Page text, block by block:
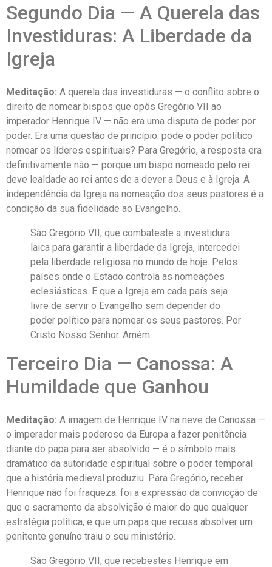
Segundo Dia — A Querela das
Investiduras: A Liberdade da
Igreja
Meditação: A querela das investiduras — o conflito sobre o
direito de nomear bispos que opôs Gregório VII ao
imperador Henrique IV — não era uma disputa de poder por
poder. Era uma questão de princípio: pode o poder político
nomear os líderes espirituais? Para Gregório, a resposta era
definitivamente não — porque um bispo nomeado pelo rei
deve lealdade ao rei antes de a dever a Deus e à Igreja. A
independência da Igreja na nomeação dos seus pastores é a
condição da sua fidelidade ao Evangelho.
São Gregório VII, que combateste a investidura
laica para garantir a liberdade da Igreja, intercedei
pela liberdade religiosa no mundo de hoje. Pelos
países onde o Estado controla as nomeações
eclesiásticas. E que a Igreja em cada país seja
livre de servir o Evangelho sem depender do
poder político para nomear os seus pastores. Por
Cristo Nosso Senhor. Amém.
Terceiro Dia — Canossa: A
Humildade que Ganhou
Meditação: A imagem de Henrique IV na neve de Canossa —
o imperador mais poderoso da Europa a fazer penitência
diante do papa para ser absolvido — é o símbolo mais
dramático da autoridade espiritual sobre o poder temporal
que a história medieval produziu. Para Gregório, receber
Henrique não foi fraqueza: foi a expressão da convicção de
que o sacramento da absolvição é maior do que qualquer
estratégia política, e que um papa que recusa absolver um
penitente genuíno traiu o seu ministério.
São Gregório VII, que recebestes Henrique em